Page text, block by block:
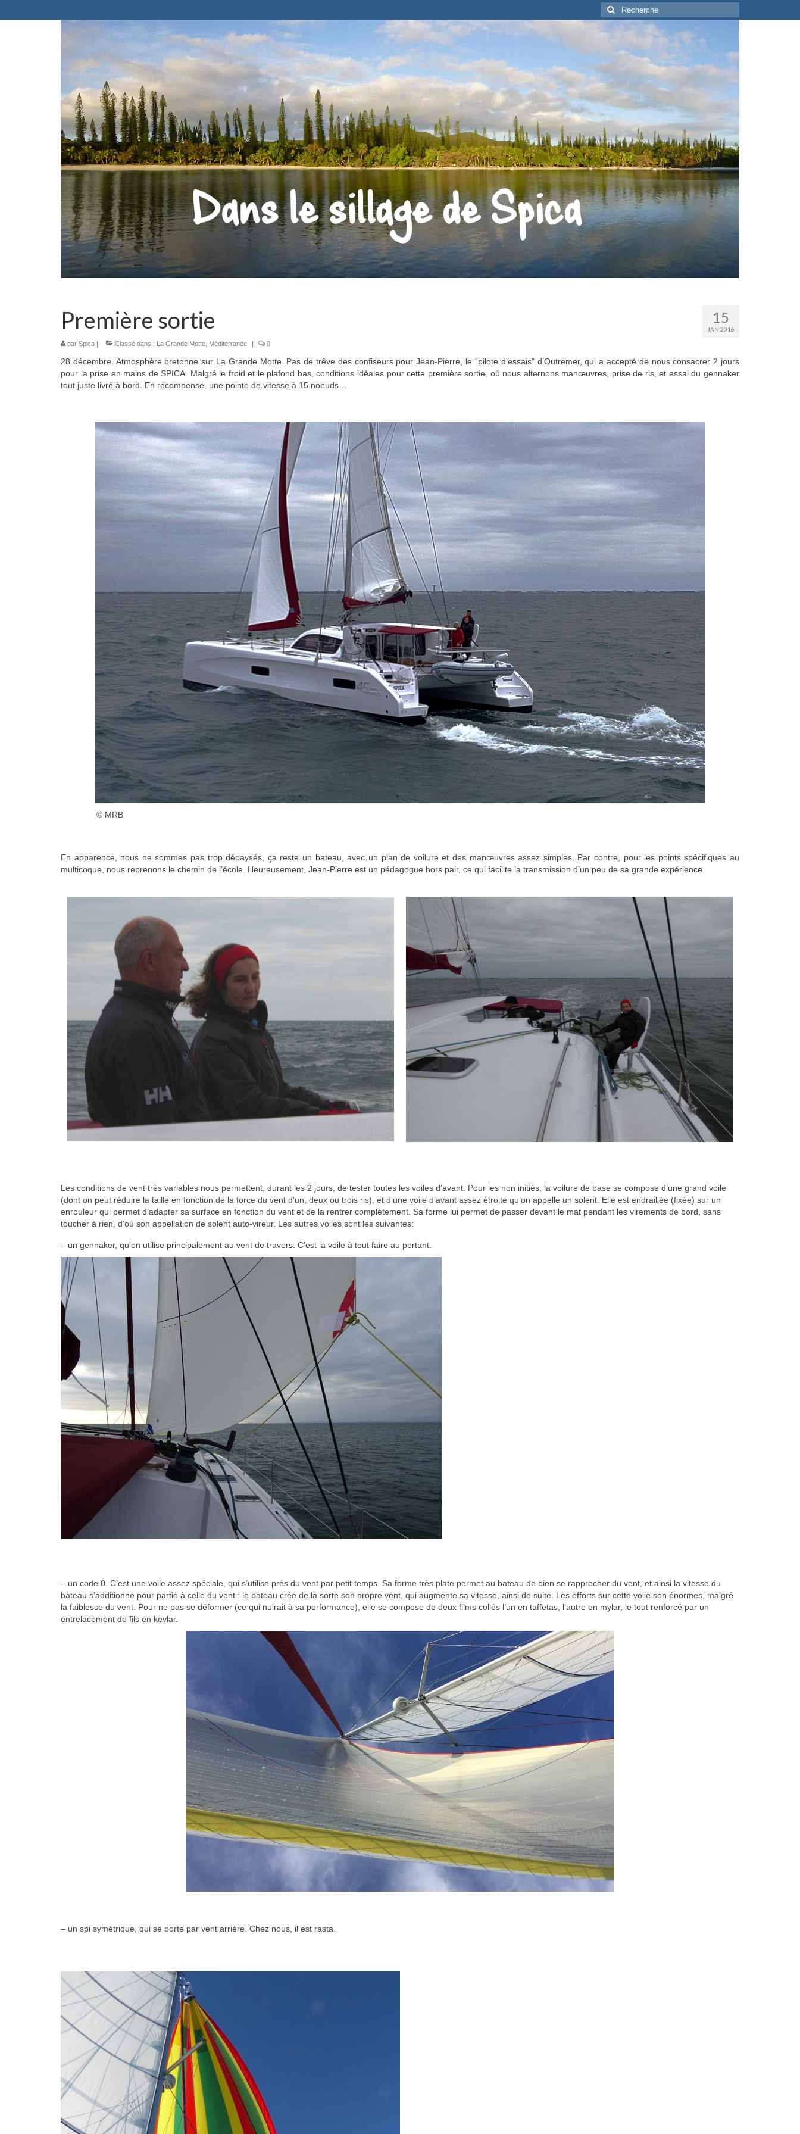
Rechercher
:
15
JAN 2016
Première sortie
par Spica | Classé dans : La Grande Motte Méditerranée | 0
28 décembre. Atmosphère bretonne sur La Grande Motte. Pas de trêve des confiseurs pour Jean-Pierre, le “pilote d’essais” d’Outremer, qui a accepté de nous consacrer 2 jours
pour la prise en mains de SPICA. Malgré le froid et le plafond bas, conditions idéales pour cette première sortie, où nous alternons manœuvres, prise de ris, et essai du gennaker
tout juste livré à bord. En récompense, une pointe de vitesse à 15 noeuds…
© MRB
En apparence, nous ne sommes pas trop dépaysés, ça reste un bateau, avec un plan de voilure et des manœuvres assez simples. Par contre, pour les points spécifiques au
multicoque, nous reprenons le chemin de l’école. Heureusement, Jean-Pierre est un pédagogue hors pair, ce qui facilite la transmission d’un peu de sa grande expérience.
Les conditions de vent très variables nous permettent, durant les 2 jours, de tester toutes les voiles d’avant. Pour les non initiés, la voilure de base se compose d’une grand voile
(dont on peut réduire la taille en fonction de la force du vent d’un, deux ou trois ris), et d’une voile d’avant assez étroite qu’on appelle un solent. Elle est endraillée (fixée) sur un
enrouleur qui permet d’adapter sa surface en fonction du vent et de la rentrer complètement. Sa forme lui permet de passer devant le mat pendant les virements de bord, sans
toucher à rien, d’où son appellation de solent auto-vireur. Les autres voiles sont les suivantes:
– un gennaker, qu’on utilise principalement au vent de travers. C’est la voile à tout faire au portant.
– un code 0. C’est une voile assez spéciale, qui s’utilise près du vent par petit temps. Sa forme très plate permet au bateau de bien se rapprocher du vent, et ainsi la vitesse du
bateau s’additionne pour partie à celle du vent : le bateau crée de la sorte son propre vent, qui augmente sa vitesse, ainsi de suite. Les efforts sur cette voile son énormes, malgré
la faiblesse du vent. Pour ne pas se déformer (ce qui nuirait à sa performance), elle se compose de deux films collés l’un en taffetas, l’autre en mylar, le tout renforcé par un
entrelacement de fils en kevlar.
– un spi symétrique, qui se porte par vent arrière. Chez nous, il est rasta.